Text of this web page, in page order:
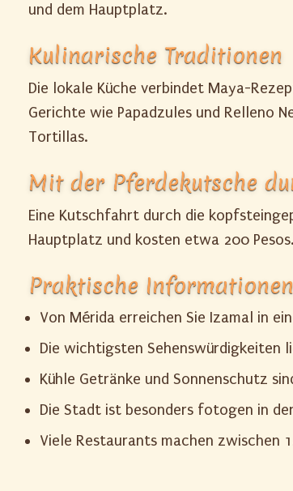
und dem Hauptplatz.
Kulinarische Traditionen
Die lokale Küche verbindet Maya-
Gerichte wie Papadzules und Relleno
Tortillas.
Mit der Pferdekutsche
Eine Kutschfahrt durch die
Hauptplatz und kosten etwa 200
Praktische
Von Mérida erreichen Sie Izamal in
Die wichtigsten Sehenswürdigkeiten
Kühle Getränke und Sonnenschutz
Die Stadt ist besonders fotogen in
Viele Restaurants machen zwischen